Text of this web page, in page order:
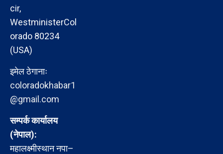
cir,
WestministerCol
orado 80234
(USA)
इमेल ठेगानाः
coloradokhabar1
@gmail.com
सम्पर्क कार्यालय
(नेपाल):
महालक्ष्मीस्थान नपा–